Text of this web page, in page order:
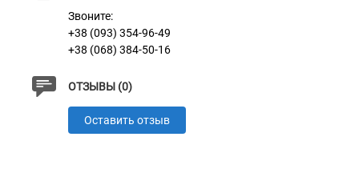
Звоните:
+38 (093) 354-96-49
+38 (068) 384-50-16
ОТЗЫВЫ (0)
Оставить отзыв